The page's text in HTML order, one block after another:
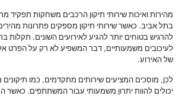
מהירות ואיכות שירותי תיקון הרכבים משחקות תפקיד
בתל אביב. כאשר שירותי תיקון מספקים פתרונות
להרגיש בטוחים יותר להגיע לאירועים השונים. תקלות
לעיכובים משמעותיים, דבר המשפיע לא רק על הפרט
של האירוע.
לכן, מוסכים המציעים שירותים מתקדמים, כמו תיקונים
יכולים להוות יתרון משמעותי עבור המשתתפים. כאשר